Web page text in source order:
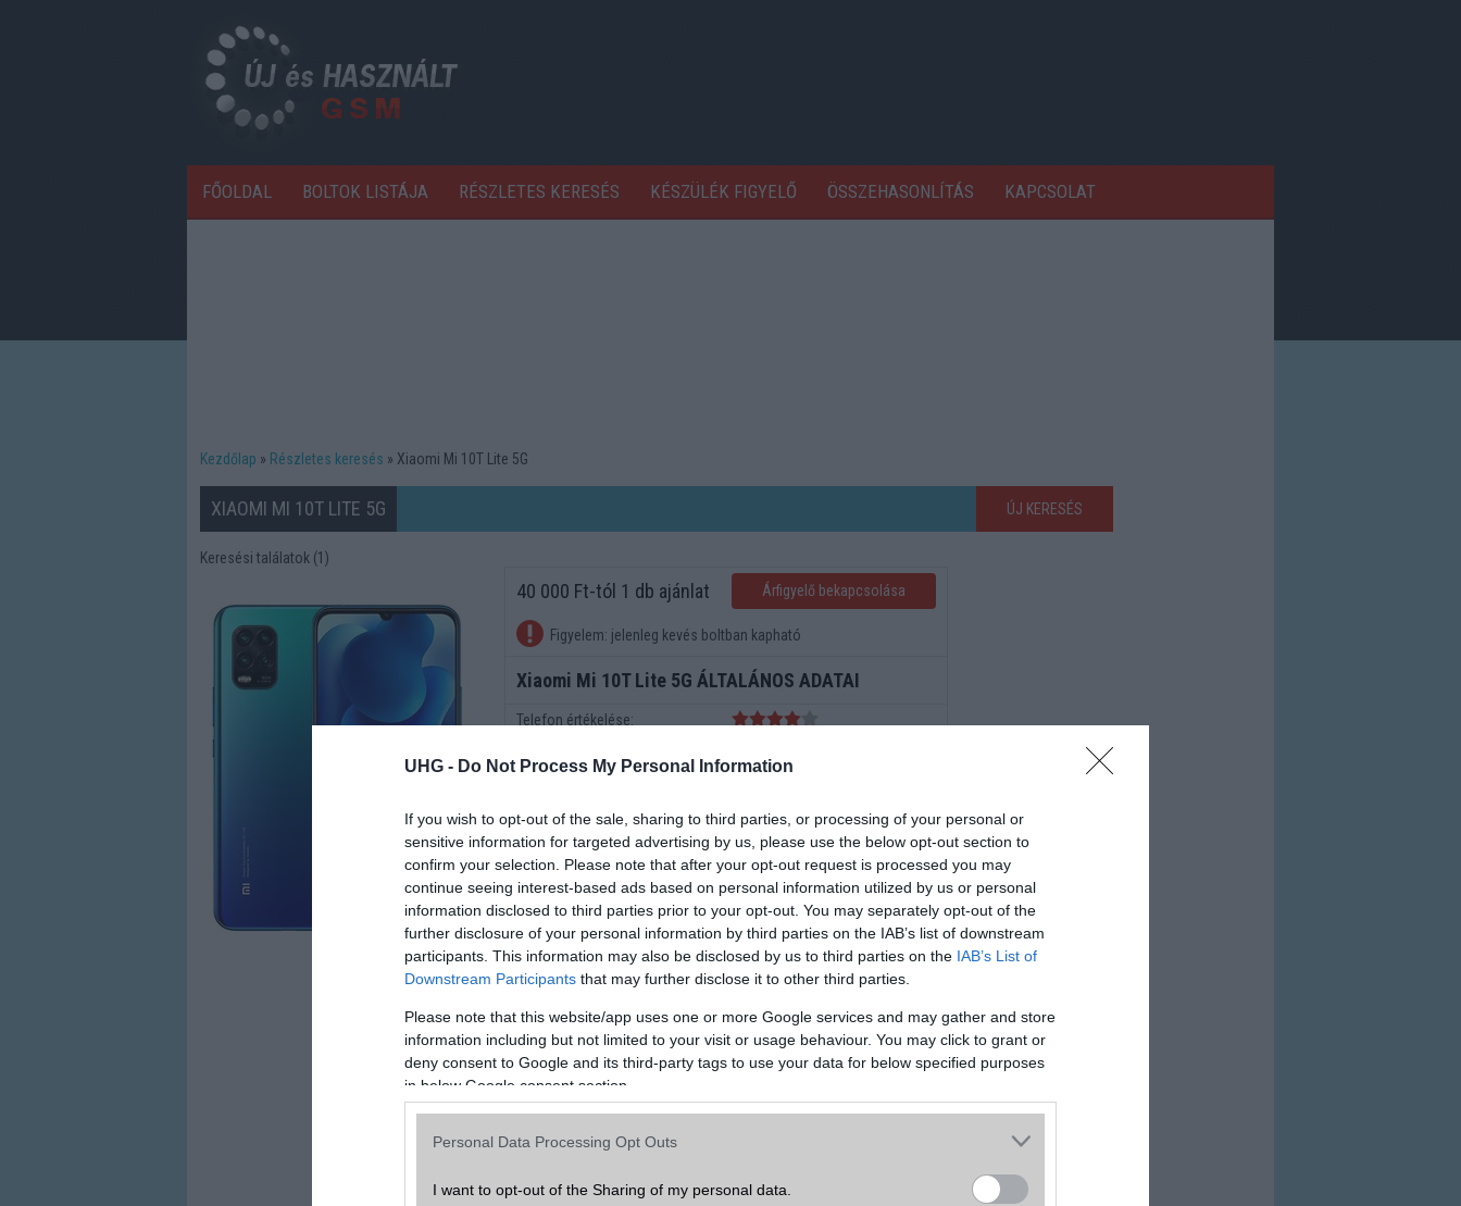
UHG - Do Not Process My Personal Information
If you wish to opt-out of the sale, sharing to third parties, or processing of your personal or
sensitive information for targeted advertising by us, please use the below opt-out section to
confirm your selection. Please note that after your opt-out request is processed you may
continue seeing interest-based ads based on personal information utilized by us or personal
information disclosed to third parties prior to your opt-out. You may separately opt-out of the
further disclosure of your personal information by third parties on the IAB’s list of downstream
participants. This information may also be disclosed by us to third parties on the IAB’s List of
Downstream Participants that may further disclose it to other third parties.
Please note that this website/app uses one or more Google services and may gather and store
information including but not limited to your visit or usage behaviour. You may click to grant or
deny consent to Google and its third-party tags to use your data for below specified purposes
in below Google consent section.
Personal Data Processing Opt Outs
I want to opt-out of the Sharing of my personal data.
FŐOLDAL BOLTOK LISTÁJA RÉSZLETES KERESÉS KÉSZÜLÉK FIGYELŐ ÖSSZEHASONLÍTÁS KAPCSOLAT
Kezdőlap Részletes keresés Xiaomi Mi 10T Lite 5G
XIAOMI MI 10T LITE 5G ÚJ KERESÉS
Keresési találatok (1)
40 000 Ft-tól 1 db ajánlat Árfigyelő bekapcsolása
Figyelem: jelenleg kevés boltban kapható
Xiaomi Mi 10T Lite 5G ÁLTALÁNOS ADATAI
Telefon értékelése:
Operációs rendszer
Súly
215
Képernyő
6.67
Kamera
4x
Minimum memoria
6000
Akkumulátor Típus
Li-Polimer
Teljes adatlap
Összehasonlítás